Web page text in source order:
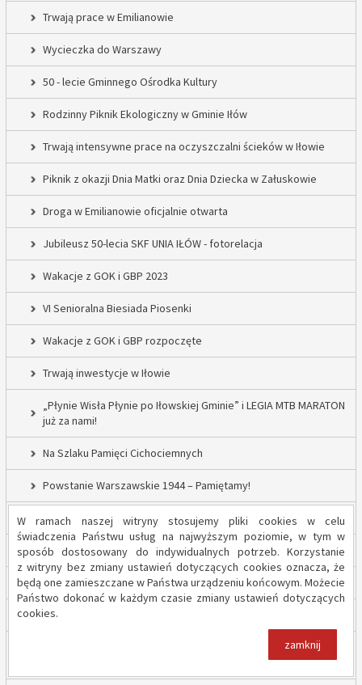
W ramach naszej witryny stosujemy pliki cookies w celu
świadczenia Państwu usług na najwyższym poziomie, w tym w
sposób dostosowany do indywidualnych potrzeb. Korzystanie
z witryny bez zmiany ustawień dotyczących cookies oznacza, że
będą one zamieszczane w Państwa urządzeniu końcowym. Możecie
Państwo dokonać w każdym czasie zmiany ustawień dotyczących
cookies.
zamknij
Trwają prace w Emilianowie
Wycieczka do Warszawy
50 - lecie Gminnego Ośrodka Kultury
Rodzinny Piknik Ekologiczny w Gminie Iłów
Trwają intensywne prace na oczyszczalni ścieków w Iłowie
Piknik z okazji Dnia Matki oraz Dnia Dziecka w Załuskowie
Droga w Emilianowie oficjalnie otwarta
Jubileusz 50-lecia SKF UNIA IŁÓW - fotorelacja
Wakacje z GOK i GBP 2023
VI Senioralna Biesiada Piosenki
Wakacje z GOK i GBP rozpoczęte
Trwają inwestycje w Iłowie
„Płynie Wisła Płynie po Iłowskiej Gminie” i LEGIA MTB MARATON
już za nami!
Na Szlaku Pamięci Cichociemnych
Powstanie Warszawskie 1944 – Pamiętamy!
52 nowe lampy uliczne w Gminie Iłów
Inwestycja drogowa w Sadowie – prace rozpoczęte
Trwają inwestycje w Gminie Iłów
„Modernizacja Oczyszczalni Ścieków w Iłowie – etap II”
Strażacy z OSP Iłów walczą o pieniądze od Harnasia. Zachęcamy